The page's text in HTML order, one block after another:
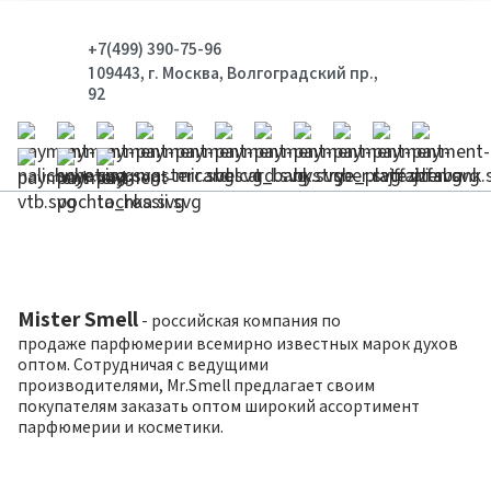
+7(499) 390-75-96
109443, г. Москва, Волгоградский пр.,
92
Mister Smell - российская компания по
продаже парфюмерии всемирно известных марок духов
оптом. Сотрудничая с ведущими
производителями, Mr.Smell предлагает своим
покупателям заказать оптом широкий ассортимент
парфюмерии и косметики.